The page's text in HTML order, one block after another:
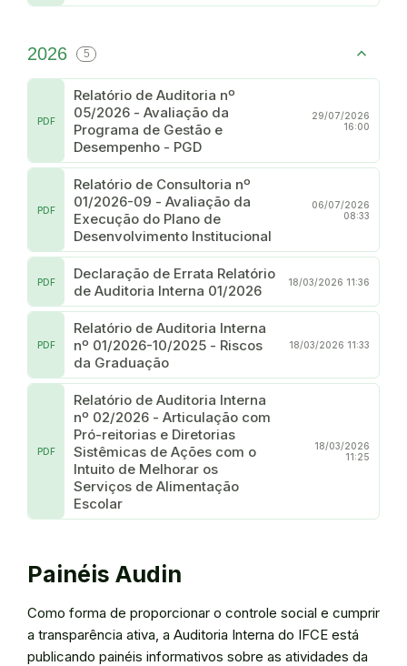
2026 5
Relatório de Auditoria nº
05/2026 - Avaliação da
Programa de Gestão e
Desempenho - PGD
PDF
29/07/2026
16:00
Relatório de Consultoria nº
01/2026-09 - Avaliação da
Execução do Plano de
Desenvolvimento Institucional
PDF
06/07/2026
08:33
Declaração de Errata Relatório
de Auditoria Interna 01/2026
PDF 18/03/2026 11:36
Relatório de Auditoria Interna
nº 01/2026-10/2025 - Riscos
da Graduação
PDF 18/03/2026 11:33
Relatório de Auditoria Interna
nº 02/2026 - Articulação com
Pró-reitorias e Diretorias
Sistêmicas de Ações com o
Intuito de Melhorar os
Serviços de Alimentação
Escolar
PDF
18/03/2026
11:25
Painéis Audin
Como forma de proporcionar o controle social e cumprir
a transparência ativa, a Auditoria Interna do IFCE está
publicando painéis informativos sobre as atividades da